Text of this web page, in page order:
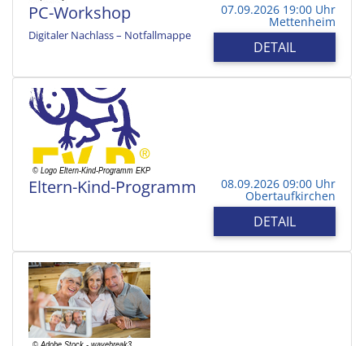
PC-Workshop
Digitaler Nachlass – Notfallmappe
07.09.2026 19:00 Uhr
Mettenheim
DETAIL
Eltern-Kind-Programm 08.09.2026 09:00 Uhr
Obertaufkirchen
DETAIL